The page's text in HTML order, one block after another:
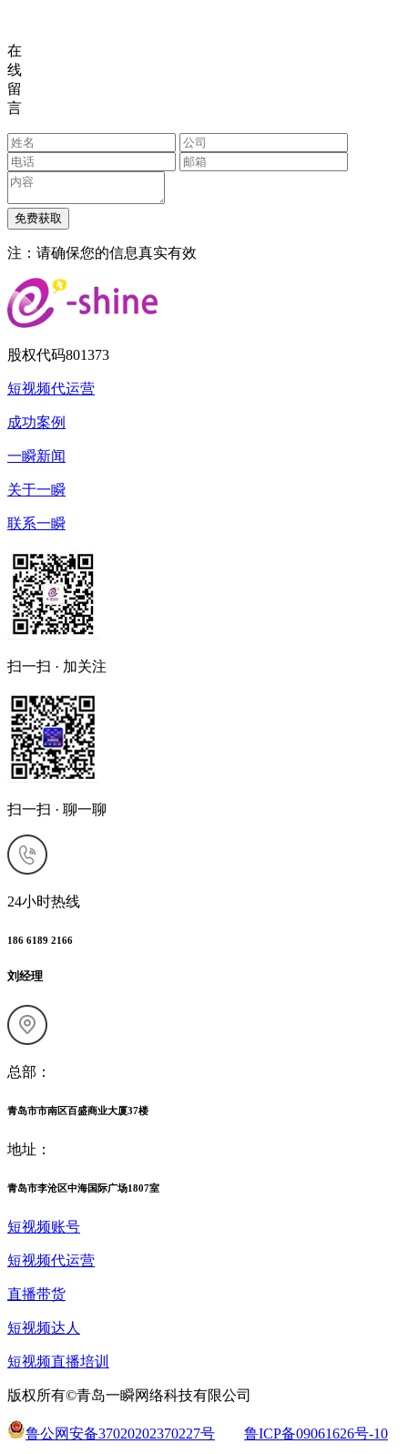
在
线
留
言
注：请确保您的信息真实有效
股权代码801373
短视频代运营
成功案例
一瞬新闻
关于一瞬
联系一瞬
扫一扫 · 加关注
扫一扫 · 聊一聊
24小时热线
186 6189 2166
刘经理
总部：
青岛市市南区百盛商业大厦37楼
地址：
青岛市李沧区中海国际广场1807室
短视频账号
短视频代运营
直播带货
短视频达人
短视频直播培训
版权所有©青岛一瞬网络科技有限公司
鲁公网安备37020202370227号 鲁ICP备09061626号-10